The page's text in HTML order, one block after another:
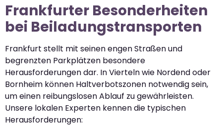
Frankfurter Besonderheiten
bei Beiladungstransporten
Frankfurt stellt mit seinen engen Straßen und
begrenzten Parkplätzen besondere
Herausforderungen dar. In Vierteln wie Nordend oder
Bornheim können Haltverbotszonen notwendig sein,
um einen reibungslosen Ablauf zu gewährleisten.
Unsere lokalen Experten kennen die typischen
Herausforderungen: